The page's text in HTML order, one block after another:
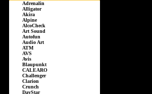
Adrenalin
Alligator
Akira
Alpine
AlcoCheck
Art Sound
Autofun
Audio Art
ATM
AVS
Avis
Blaupunkt
CALEARO
Challenger
Clarion
Crunch
DayStar